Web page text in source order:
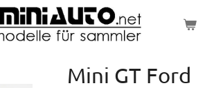
Mini GT Ford